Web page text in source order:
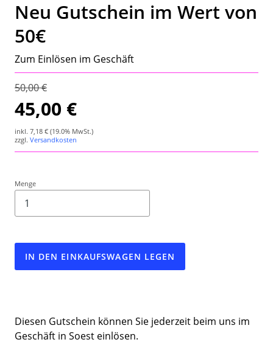
Wetterstation
Hygrometer
Über uns
Kontakt
Neu Gutschein im Wert von
50€
Zum Einlösen im Geschäft
50,00 €
45,00 €
inkl. 7,18 € (19.0% MwSt.)
zzgl. Versandkosten
Menge
IN DEN EINKAUFSWAGEN LEGEN
Diesen Gutschein können Sie jederzeit beim uns im
Geschäft in Soest einlösen.